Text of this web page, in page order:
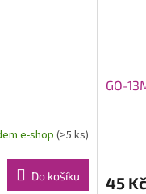
e-shop(>5 ks)
Do košíku
GO-
45 Kč